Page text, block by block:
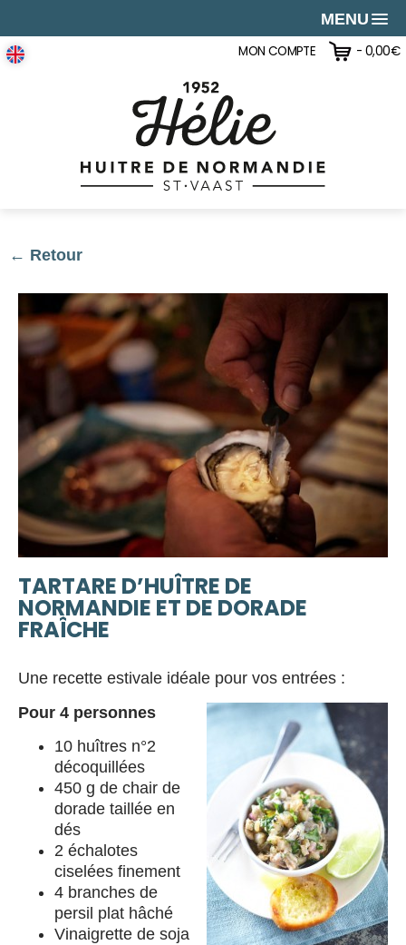
MENU
MON COMPTE - 0,00€
← Retour
TARTARE D’HUÎTRE DE
NORMANDIE ET DE DORADE
FRAÎCHE
Une recette estivale idéale pour vos entrées :
Pour 4 personnes
10 huîtres n°2
décoquillées
450 g de chair de
dorade taillée en
dés
2 échalotes
ciselées finement
4 branches de
persil plat hâché
Vinaigrette de soja